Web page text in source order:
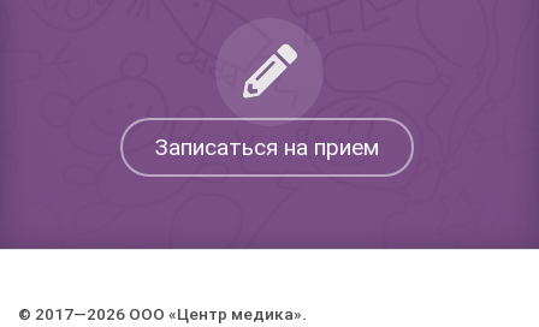
Записаться на прием
© 2017—2026 ООО «Центр медика».